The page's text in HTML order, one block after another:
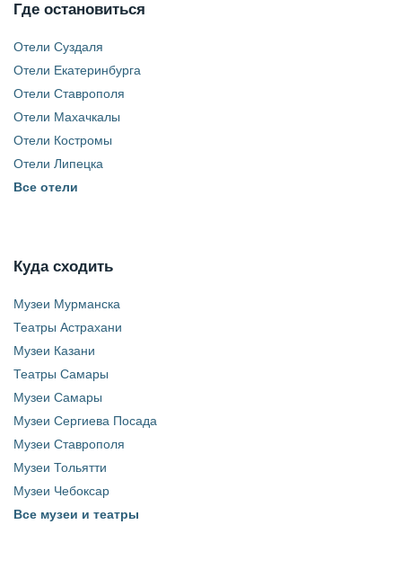
Где остановиться
Отели Суздаля
Отели Екатеринбурга
Отели Ставрополя
Отели Махачкалы
Отели Костромы
Отели Липецка
Все отели
Куда сходить
Музеи Мурманска
Театры Астрахани
Музеи Казани
Театры Самары
Музеи Самары
Музеи Сергиева Посада
Музеи Ставрополя
Музеи Тольятти
Музеи Чебоксар
Все музеи и театры